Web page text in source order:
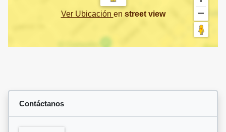
Ver Ubicación en street view
Contáctanos